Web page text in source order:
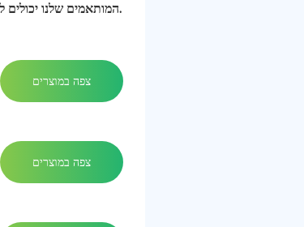
צור קשר עם פושאן הומטי היום לקבלת ייעוץ וגלה כיצד פתרונות ה- ICCP המותאמים שלנו יכולים לספק הגנה על קורוזיה מעולה לאורך זמן לתשתית שלך.
צפה במוצרים
צפה במוצרים